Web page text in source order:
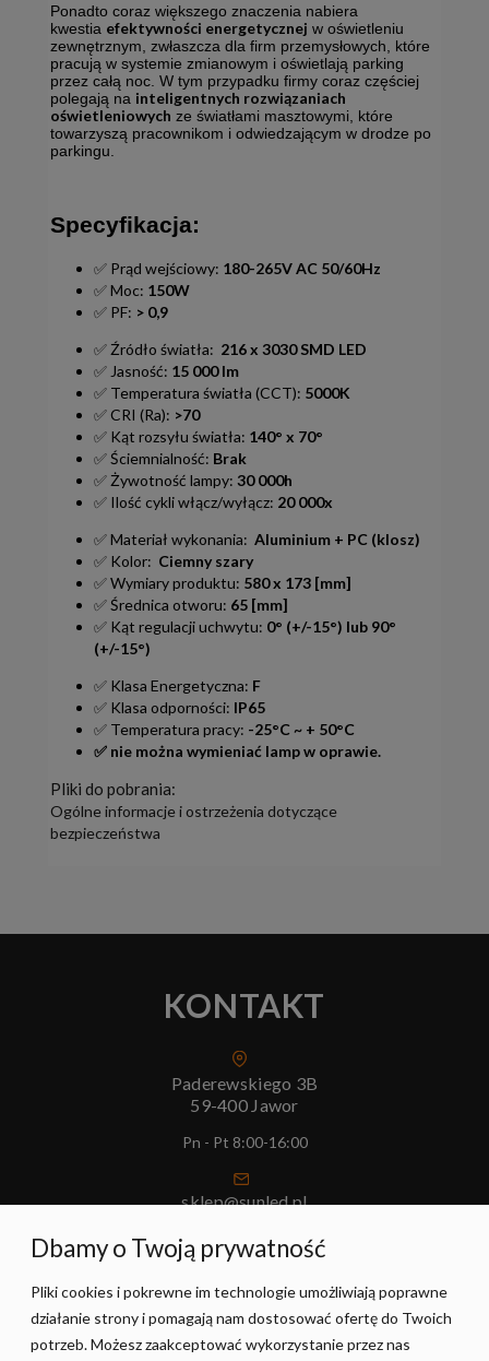
Ponadto coraz większego znaczenia nabiera
kwestia efektywności energetycznej w oświetleniu
zewnętrznym, zwłaszcza dla firm przemysłowych, które
pracują w systemie zmianowym i oświetlają parking
przez całą noc. W tym przypadku firmy coraz częściej
polegają na inteligentnych rozwiązaniach
oświetleniowych ze światłami masztowymi, które
towarzyszą pracownikom i odwiedzającym w drodze po
parkingu.
Specyfikacja:
✅ Prąd wejściowy: 180-265V AC 50/60Hz
✅ Moc: 150W
✅ PF: > 0,9
✅ Źródło światła: 216 x 3030 SMD LED
✅ Jasność: 15 000 lm
✅ Temperatura światła (CCT): 5000K
✅ CRI (Ra): >70
✅ Kąt rozsyłu światła: 140° x 70°
✅ Ściemnialność: Brak
✅ Żywotność lampy: 30 000h
✅ Ilość cykli włącz/wyłącz: 20 000x
✅ Materiał wykonania: Aluminium + PC (klosz)
✅ Kolor: Ciemny szary
✅ Wymiary produktu: 580 x 173 [mm]
✅ Średnica otworu: 65 [mm]
✅ Kąt regulacji uchwytu: 0° (+/-15°) lub 90°
(+/-15°)
✅ Klasa Energetyczna: F
✅ Klasa odporności: IP65
✅ Temperatura pracy: -25°C ~ + 50°C
✅ nie można wymieniać lamp w oprawie.
Pliki do pobrania:
Ogólne informacje i ostrzeżenia dotyczące
bezpieczeństwa
KONTAKT
Paderewskiego 3B
59-400 Jawor
Pn - Pt 8:00-16:00
sklep@sunled.pl
+48 690 128 561
POMOC
Dbamy o Twoją prywatność
Pliki cookies i pokrewne im technologie umożliwiają poprawne
działanie strony i pomagają nam dostosować ofertę do Twoich
potrzeb. Możesz zaakceptować wykorzystanie przez nas